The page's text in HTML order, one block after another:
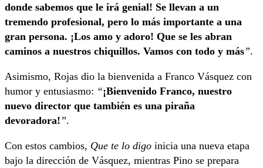
donde sabemos que le irá genial! Se llevan a un
tremendo profesional, pero lo más importante a una
gran persona. ¡Los amo y adoro! Que se les abran
caminos a nuestros chiquillos. Vamos con todo y más”.
Asimismo, Rojas dio la bienvenida a Franco Vásquez con
humor y entusiasmo: “¡Bienvenido Franco, nuestro
nuevo director que también es una piraña
devoradora!”.
Con estos cambios, Que te lo digo inicia una nueva etapa
bajo la dirección de Vásquez, mientras Pino se prepara